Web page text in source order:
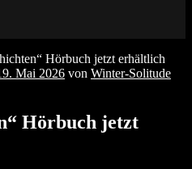
Hörbuch jetzt erhältlich
Mai 2026 von Winter-Solitude
Hörbuch jetzt